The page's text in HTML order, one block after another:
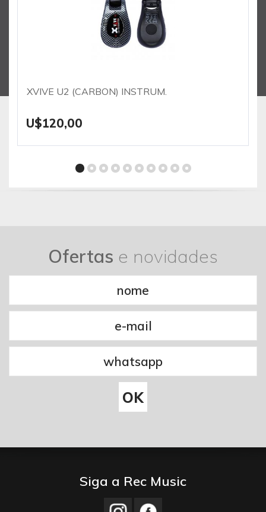
XVIVE U2 (CARBON) INSTRUM.
U$120,00
Ofertas e novidades
Siga a Rec Music